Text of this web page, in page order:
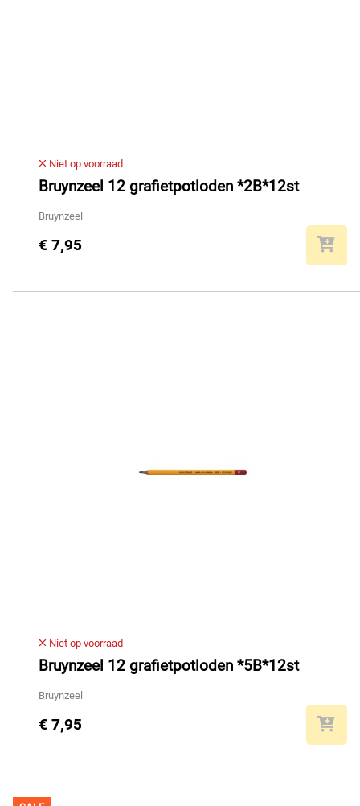
Niet op voorraad
Bruynzeel 12 grafietpotloden *2B*12st
Bruynzeel
€ 7,95
Niet op voorraad
Bruynzeel 12 grafietpotloden *5B*12st
Bruynzeel
€ 7,95